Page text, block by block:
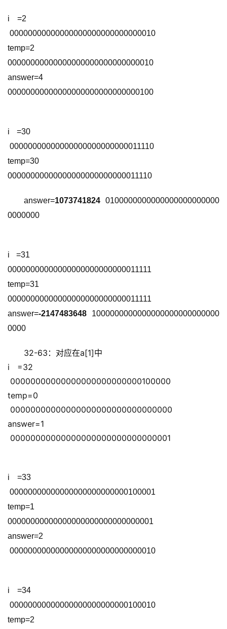
i =2
00000000000000000000000000000010
temp=2
00000000000000000000000000000010
answer=4
00000000000000000000000000000100
i =30
00000000000000000000000000011110
temp=30
00000000000000000000000000011110
answer=1073741824 0100000000000000000000000
0000000
i =31
00000000000000000000000000011111
temp=31
00000000000000000000000000011111
answer=-2147483648 1000000000000000000000000000
0000
32-63：对应在a[1]中
i =32
00000000000000000000000000100000
temp=0
00000000000000000000000000000000
answer=1
00000000000000000000000000000001
i =33
00000000000000000000000000100001
temp=1
00000000000000000000000000000001
answer=2
00000000000000000000000000000010
i =34
00000000000000000000000000100010
temp=2